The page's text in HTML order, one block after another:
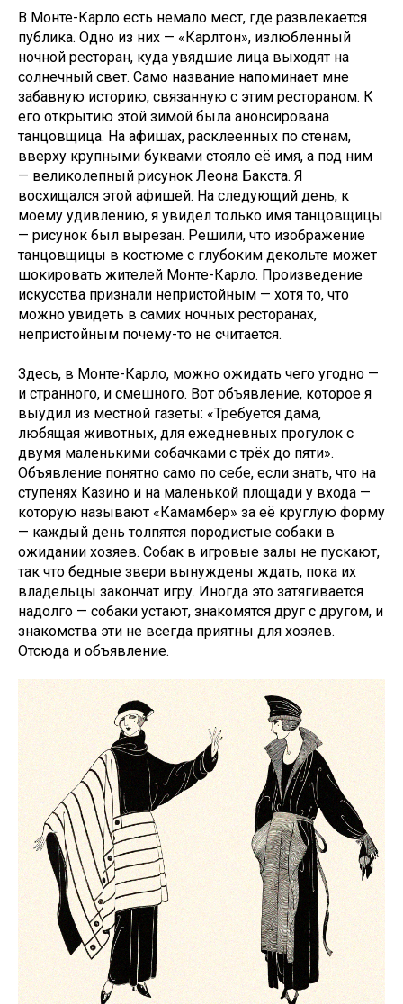
В Монте-Карло есть немало мест, где развлекается
публика. Одно из них — «Карлтон», излюбленный
ночной ресторан, куда увядшие лица выходят на
солнечный свет. Само название напоминает мне
забавную историю, связанную с этим рестораном. К
его открытию этой зимой была анонсирована
танцовщица. На афишах, расклеенных по стенам,
вверху крупными буквами стояло её имя, а под ним
— великолепный рисунок Леона Бакста. Я
восхищался этой афишей. На следующий день, к
моему удивлению, я увидел только имя танцовщицы
— рисунок был вырезан. Решили, что изображение
танцовщицы в костюме с глубоким декольте может
шокировать жителей Монте-Карло. Произведение
искусства признали непристойным — хотя то, что
можно увидеть в самих ночных ресторанах,
непристойным почему-то не считается.
Здесь, в Монте-Карло, можно ожидать чего угодно —
и странного, и смешного. Вот объявление, которое я
выудил из местной газеты: «Требуется дама,
любящая животных, для ежедневных прогулок с
двумя маленькими собачками с трёх до пяти».
Объявление понятно само по себе, если знать, что на
ступенях Казино и на маленькой площади у входа —
которую называют «Камамбер» за её круглую форму
— каждый день толпятся породистые собаки в
ожидании хозяев. Собак в игровые залы не пускают,
так что бедные звери вынуждены ждать, пока их
владельцы закончат игру. Иногда это затягивается
надолго — собаки устают, знакомятся друг с другом, и
знакомства эти не всегда приятны для хозяев.
Отсюда и объявление.